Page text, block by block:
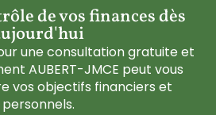
de vos finances dès
une consultation gratuite et
AUBERT-JMCE peut vous
vos objectifs financiers et
personnels.